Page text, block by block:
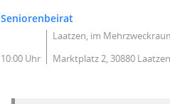
Seniorenbeirat
10:00 Uhr
Laatzen, im
Marktplatz 2, 30880 Laatzen